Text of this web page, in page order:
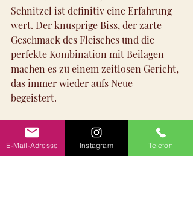
Schnitzel ist definitiv eine Erfahrung
wert. Der knusprige Biss, der zarte
Geschmack des Fleisches und die
perfekte Kombination mit Beilagen
machen es zu einem zeitlosen Gericht,
das immer wieder aufs Neue
begeistert.
Sound of "Wiener Schnitzel" ist
demnächst buchbar.
E-Mail-Adresse Instagram Telefon